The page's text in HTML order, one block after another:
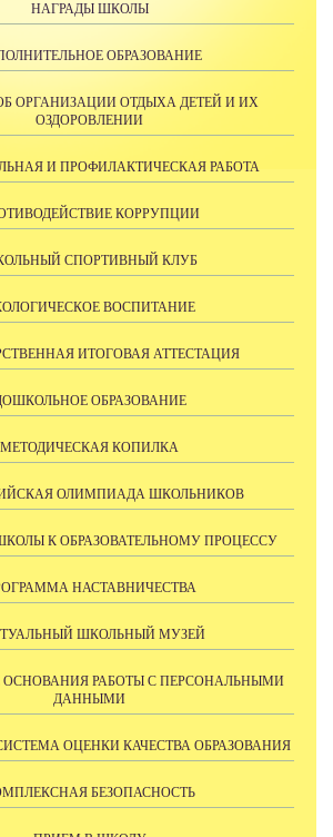
НАГРАДЫ ШКОЛЫ
ОБРАЗОВАНИЕ
ОРГАНИЗАЦИИ ОТДЫХА ДЕТЕЙ И ИХ
ОЗДОРОВЛЕНИИ
И ПРОФИЛАКТИЧЕСКАЯ РАБОТА
КОРРУПЦИИ
СПОРТИВНЫЙ КЛУБ
ВОСПИТАНИЕ
ИТОГОВАЯ АТТЕСТАЦИЯ
ОБРАЗОВАНИЕ
МЕТОДИЧЕСКАЯ КОПИЛКА
ОЛИМПИАДА ШКОЛЬНИКОВ
К ОБРАЗОВАТЕЛЬНОМУ ПРОЦЕССУ
НАСТАВНИЧЕСТВА
ШКОЛЬНЫЙ МУЗЕЙ
РАБОТЫ С ПЕРСОНАЛЬНЫМИ
ДАННЫМИ
ОЦЕНКИ КАЧЕСТВА ОБРАЗОВАНИЯ
БЕЗОПАСНОСТЬ